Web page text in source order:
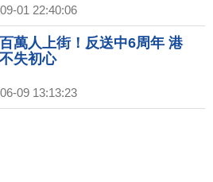
01 22:40:06
萬人上街！反送中6周年 港
失初心
09 13:13:23